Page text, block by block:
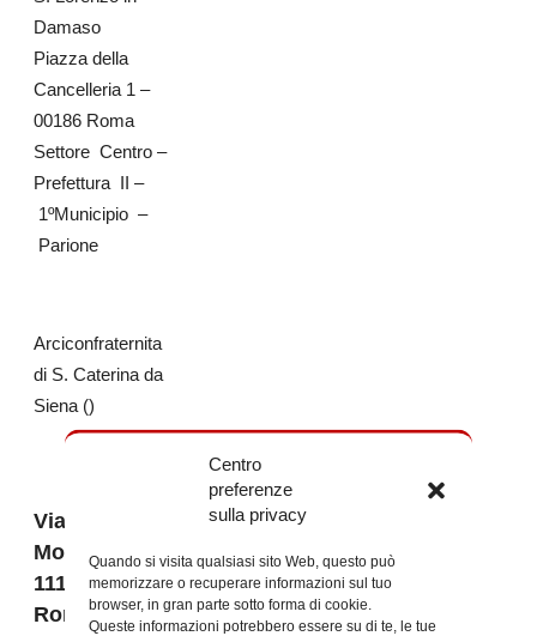
Centro
preferenze
sulla privacy
Quando si visita qualsiasi sito Web, questo può
memorizzare o recuperare informazioni sul tuo
browser, in gran parte sotto forma di cookie.
Queste informazioni potrebbero essere su di te, le tue
Damaso
Piazza della
Cancelleria 1 –
00186 Roma
Settore Centro –
Prefettura II –
1ºMunicipio –
Parione
Arciconfraternita
di S. Caterina da
Siena ()
Via
Monserrato
111 – 00186
Roma